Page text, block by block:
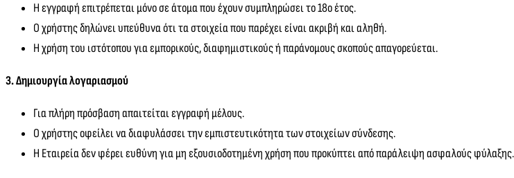
Η εγγραφή επιτρέπεται μόνο σε άτομα που έχουν συμπληρώσει το 18ο έτος.
Ο χρήστης δηλώνει υπεύθυνα ότι τα στοιχεία που παρέχει είναι ακριβή και αληθή.
Η χρήση του ιστότοπου για εμπορικούς, διαφημιστικούς ή παράνομους σκοπούς απαγορεύεται.
3. Δημιουργία λογαριασμού
Για πλήρη πρόσβαση απαιτείται εγγραφή μέλους.
Ο χρήστης οφείλει να διαφυλάσσει την εμπιστευτικότητα των στοιχείων σύνδεσης.
Η Εταιρεία δεν φέρει ευθύνη για μη εξουσιοδοτημένη χρήση που προκύπτει από παράλειψη ασφαλούς φύλαξης.